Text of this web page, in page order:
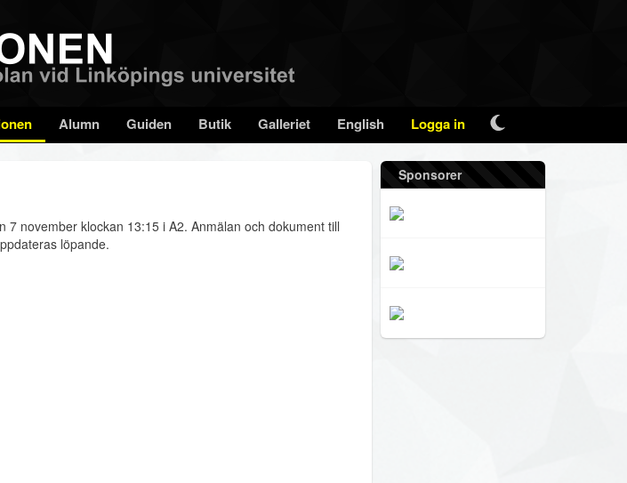
Alumn Guiden Butik Galleriet English Logga in
7 november klockan 13:15 i A2. Anmälan och dokument till
löpande.
Sponsorer